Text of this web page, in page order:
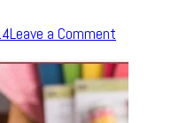
Leave a Comment
sind
da!